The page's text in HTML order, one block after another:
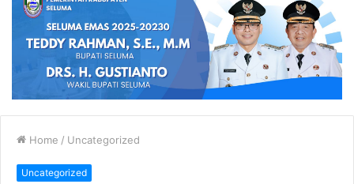
Home / Uncategorized
Uncategorized